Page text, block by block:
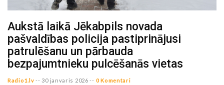
Aukstā laikā Jēkabpils novada
pašvaldības policija pastiprinājusi
patrulēšanu un pārbauda
bezpajumtnieku pulcēšanās vietas
Radio1.lv -- 30 janvaris 2026 -- 0 Komentāri